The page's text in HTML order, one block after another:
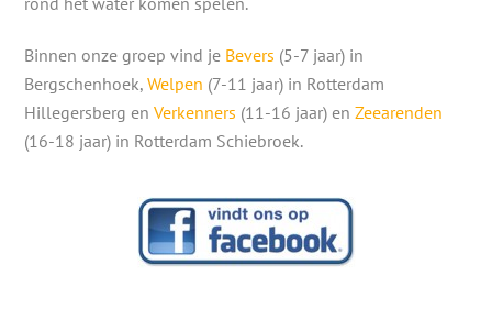
Binnen onze groep vind je Bevers (5-7 jaar) in
Bergschenhoek,Welpen (7-11 jaar) in Rotterdam
Hillegersberg enVerkenners (11-16 jaar) enZeearenden
(16-18 jaar) in Rotterdam Schiebroek.